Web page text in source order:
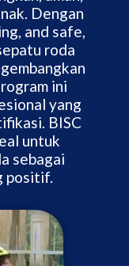
Dengan
and safe,
roda
ini
yang
BISC
untuk
sebagai
positif.